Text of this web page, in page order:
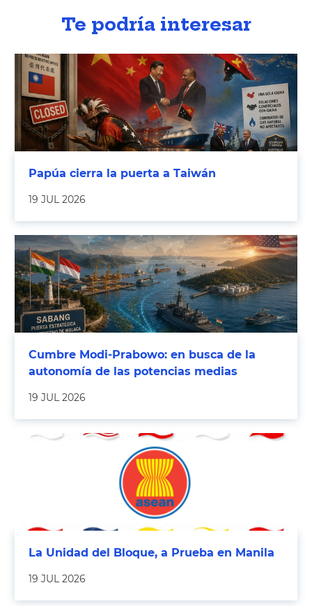
Te podría interesar
Papúa cierra la puerta a Taiwán
19 JUL 2026
Cumbre Modi-Prabowo: en busca de la
autonomía de las potencias medias
19 JUL 2026
La Unidad del Bloque, a Prueba en Manila
19 JUL 2026